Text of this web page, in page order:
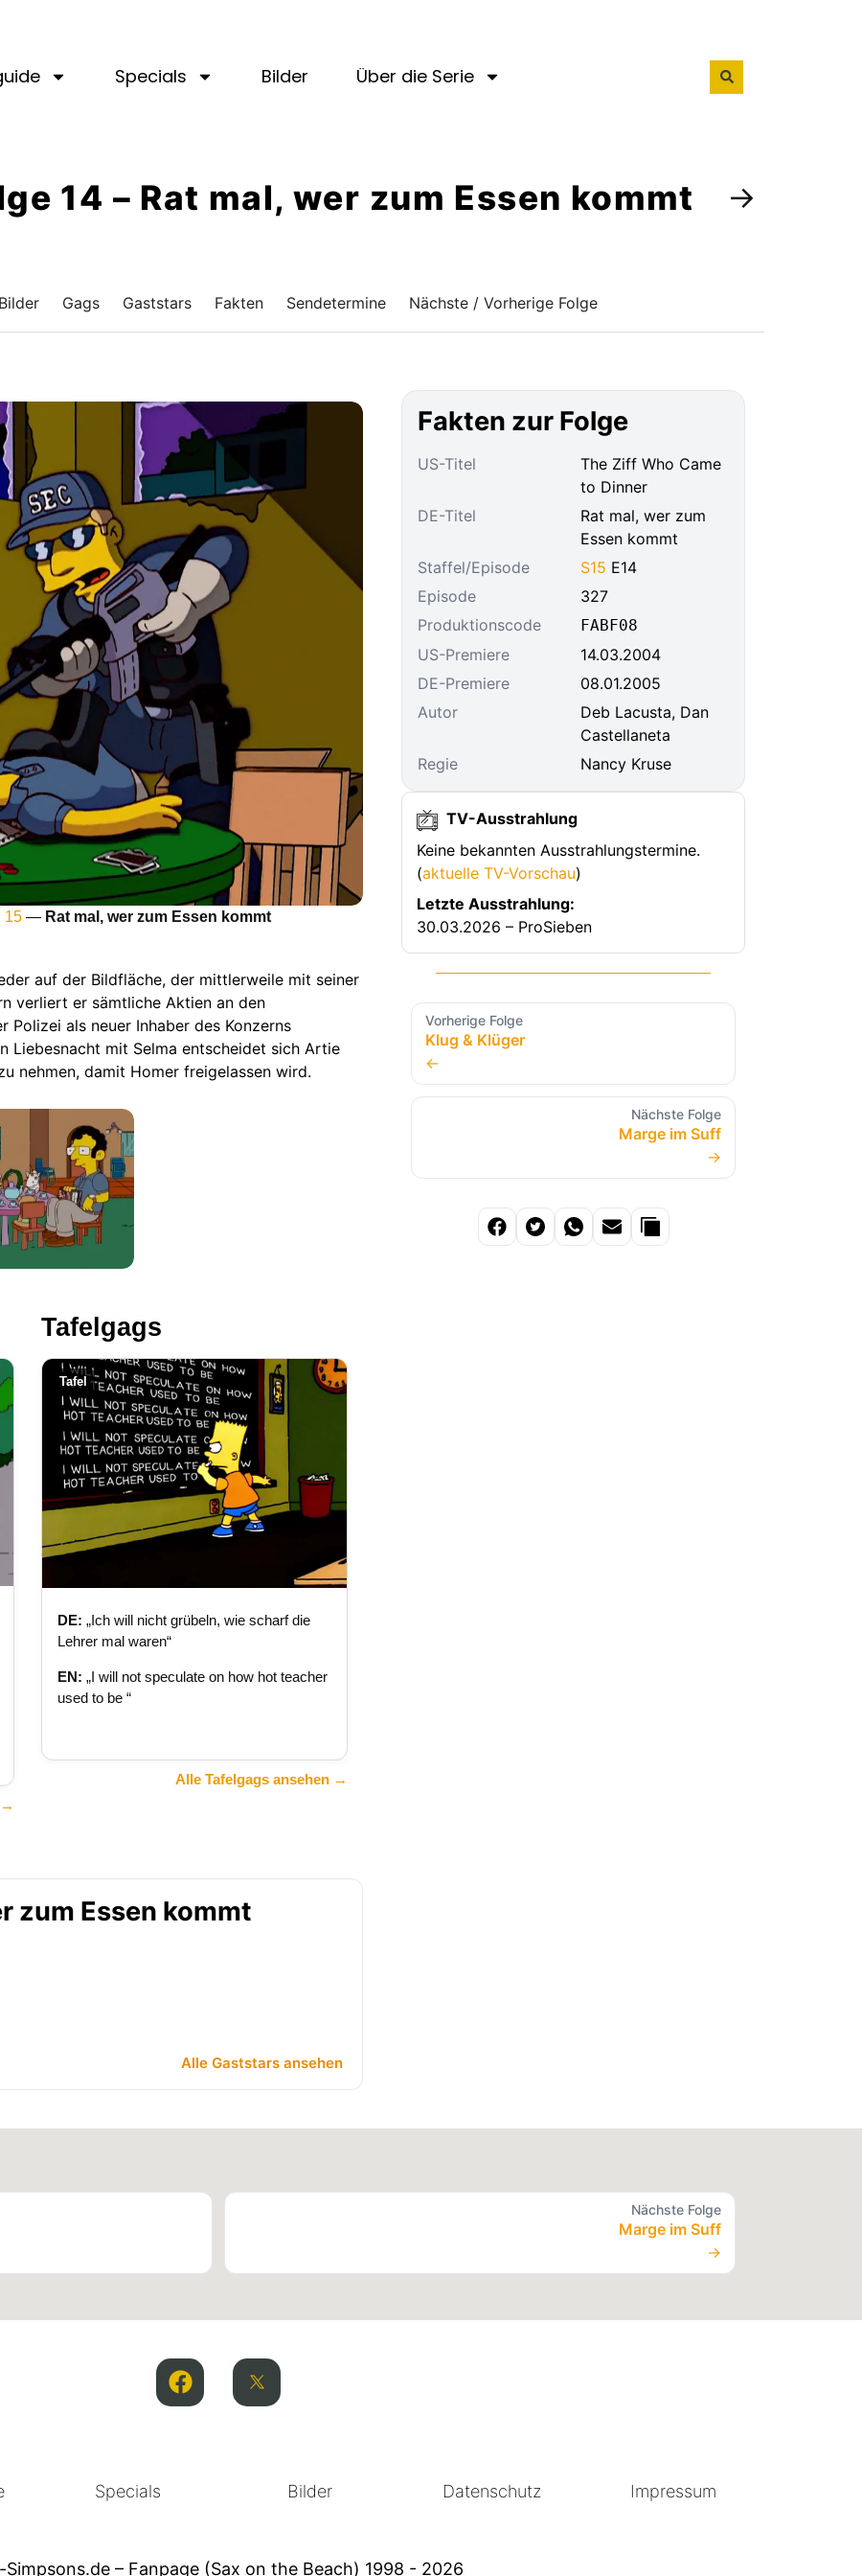
Specials Bilder Über die Serie
14 – Rat mal, wer zum Essen kommt →
Bilder Gags Gaststars Fakten Sendetermine Nächste / Vorherige Folge
15 — Rat mal, wer zum Essen kommt
auf der Bildfläche, der mittlerweile mit seiner
verliert er sämtliche Aktien an den
Polizei als neuer Inhaber des Konzerns
Liebesnacht mit Selma entscheidet sich Artie
nehmen, damit Homer freigelassen wird.
→
Tafelgags
Tafel
DE: „Ich will nicht grübeln, wie scharf die
Lehrer mal waren“
EN: „I will not speculate on how hot teacher
used to be “
Alle Tafelgags ansehen →
zum Essen kommt
Alle Gaststars ansehen
Fakten zur Folge
US-Titel
The Ziff Who Came
to Dinner
DE-Titel
Rat mal, wer zum
Essen kommt
Staffel/Episode
S15 E14
Episode
327
Produktionscode
FABF08
US-Premiere
14.03.2004
DE-Premiere
08.01.2005
Autor
Deb Lacusta, Dan
Castellaneta
Regie
Nancy Kruse
TV-Ausstrahlung
Keine bekannten Ausstrahlungstermine.
(aktuelle TV-Vorschau)
Letzte Ausstrahlung:
30.03.2026 – ProSieben
Vorherige Folge
Klug & Klüger
←
Nächste Folge
Marge im Suff
→
Nächste Folge
Marge im Suff
→
Specials Bilder Datenschutz Impressum
Simpsons.de – Fanpage (Sax on the Beach) 1998 - 2026